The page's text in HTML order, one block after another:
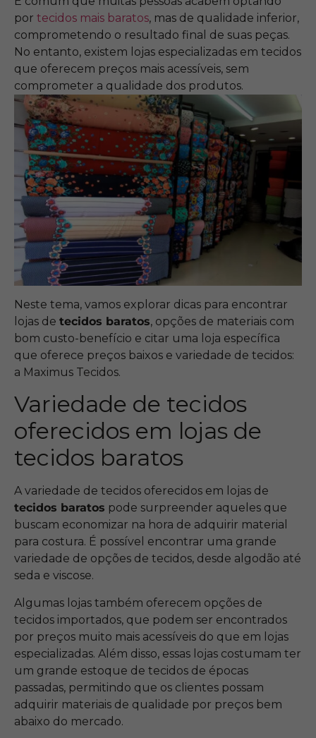
por tecidos mais baratos, mas de qualidade inferior,
comprometendo o resultado final de suas peças.
No entanto, existem lojas especializadas em tecidos
que oferecem preços mais acessíveis, sem
comprometer a qualidade dos produtos.
Neste tema, vamos explorar dicas para encontrar
lojas de tecidos baratos, opções de materiais com
bom custo-benefício e citar uma loja específica
que oferece preços baixos e variedade de tecidos:
a Maximus Tecidos.
Variedade de tecidos
oferecidos em lojas de
tecidos baratos
A variedade de tecidos oferecidos em lojas de
tecidos baratos pode surpreender aqueles que
buscam economizar na hora de adquirir material
para costura. É possível encontrar uma grande
variedade de opções de tecidos, desde algodão até
seda e viscose.
Algumas lojas também oferecem opções de
tecidos importados, que podem ser encontrados
por preços muito mais acessíveis do que em lojas
especializadas. Além disso, essas lojas costumam ter
um grande estoque de tecidos de épocas
passadas, permitindo que os clientes possam
adquirir materiais de qualidade por preços bem
abaixo do mercado.